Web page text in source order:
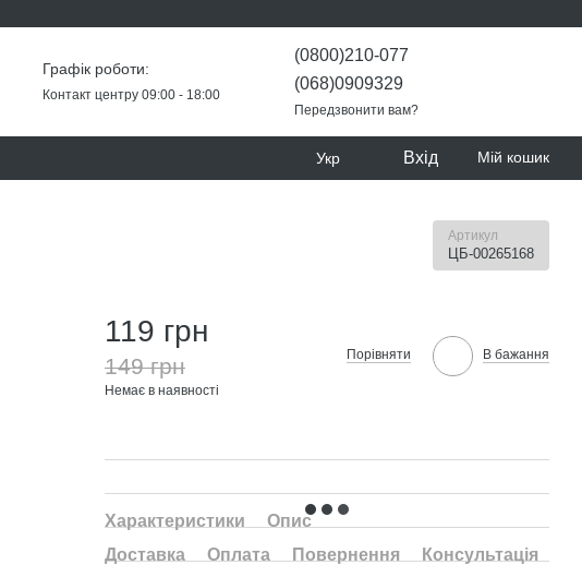
Графік роботи:
Контакт центру 09:00 - 18:00
(0800)210-077
(068)0909329
Передзвонити вам?
Укр Вхід Мій кошик
Артикул
ЦБ-00265168
119 грн
149 грн
Немає в наявності
Порівняти В бажання
Характеристики
Опис
Доставка
Оплата Повернення
Консультація